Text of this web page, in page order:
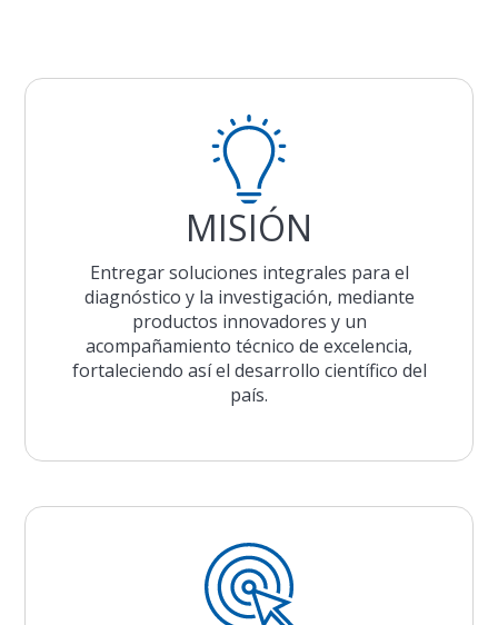
MISIÓN
Entregar soluciones integrales para el
diagnóstico y la investigación, mediante
productos innovadores y un
acompañamiento técnico de excelencia,
fortaleciendo así el desarrollo científico del
país.